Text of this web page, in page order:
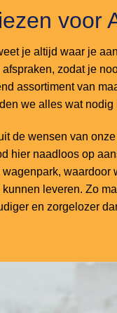
voor
je altijd waar je
zodat je
assortiment van
we alles wat
de wensen van
hier naadloos op
waardoor
leveren. Zo
en zorgelozer